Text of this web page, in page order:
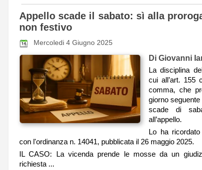
Appello scade il sabato: sì alla
non festivo
Mercoledi 4 Giugno 2025
Di Giovanni
La disciplina
cui all’art. 155
comma, che
giorno
scade di
all’appello.
Lo ha
con l'ordinanza n. 14041, pubblicata il 26 maggio 2025.
IL CASO: La vicenda prende le mosse da un
richiesta ...